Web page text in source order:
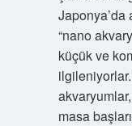
Japonya’da
“nano
küçük ve
masa